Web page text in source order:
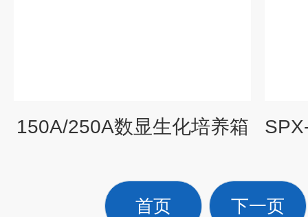
150A/250A数显生化培养箱
首页 下一页